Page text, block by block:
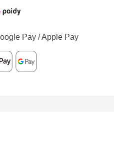
Pay / Apple Pay